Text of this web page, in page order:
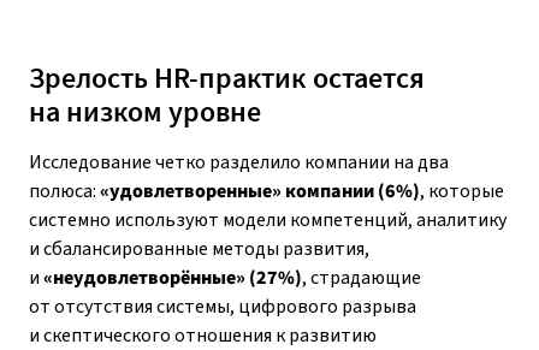
Зрелость HR-практик остается
на низком уровне
Исследование четко разделило компании на два
полюса:«удовлетворенные» компании (6%), которые
системно используют модели компетенций, аналитику
и сбалансированные методы развития,
и«неудовлетворённые» (27%), страдающие
от отсутствия системы, цифрового разрыва
и скептического отношения к развитию